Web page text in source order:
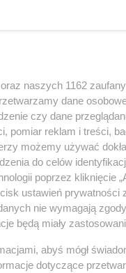
2020 18:09
"Road
taryfy
naszych 1162
dane
czy dane
pomiar reklam i treści,
możemy używać
do celów
poprzez kliknięcie
ustawień prywatności
nie wymagają
będą miały
abyś mógł
dotyczące